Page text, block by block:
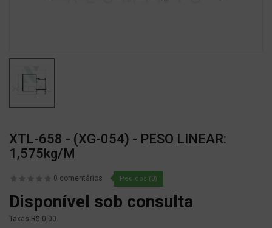
XTL-658 - (XG-054) - PESO LINEAR:
1,575kg/m
0 comentários Pedidos (0)
Disponível sob consulta
Taxas R$ 0,00